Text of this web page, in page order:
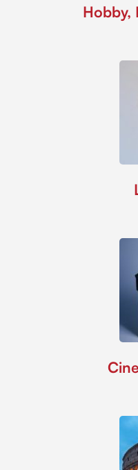
Hobby,